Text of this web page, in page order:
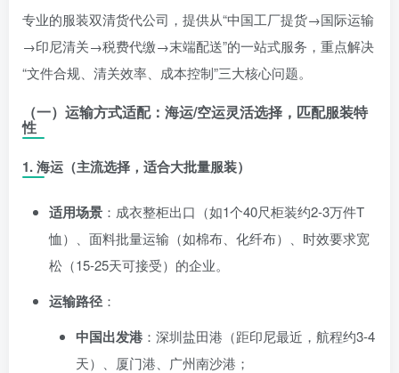
专业的服装双清货代公司，提供从“中国工厂提货→国际运输
→印尼清关→税费代缴→末端配送”的一站式服务，重点解决
“文件合规、清关效率、成本控制”三大核心问题。
（一）运输方式适配：海运/空运灵活选择，匹配服装特
性
1.海运（主流选择，适合大批量服装）
适用场景 ：成衣整柜出口（如1个40尺柜装约2-3万件T
恤）、面料批量运输（如棉布、化纤布）、时效要求宽
松（15-25天可接受）的企业。
运输路径 ：
中国出发港 ：深圳盐田港（距印尼最近，航程约3-4
天）、厦门港、广州南沙港；